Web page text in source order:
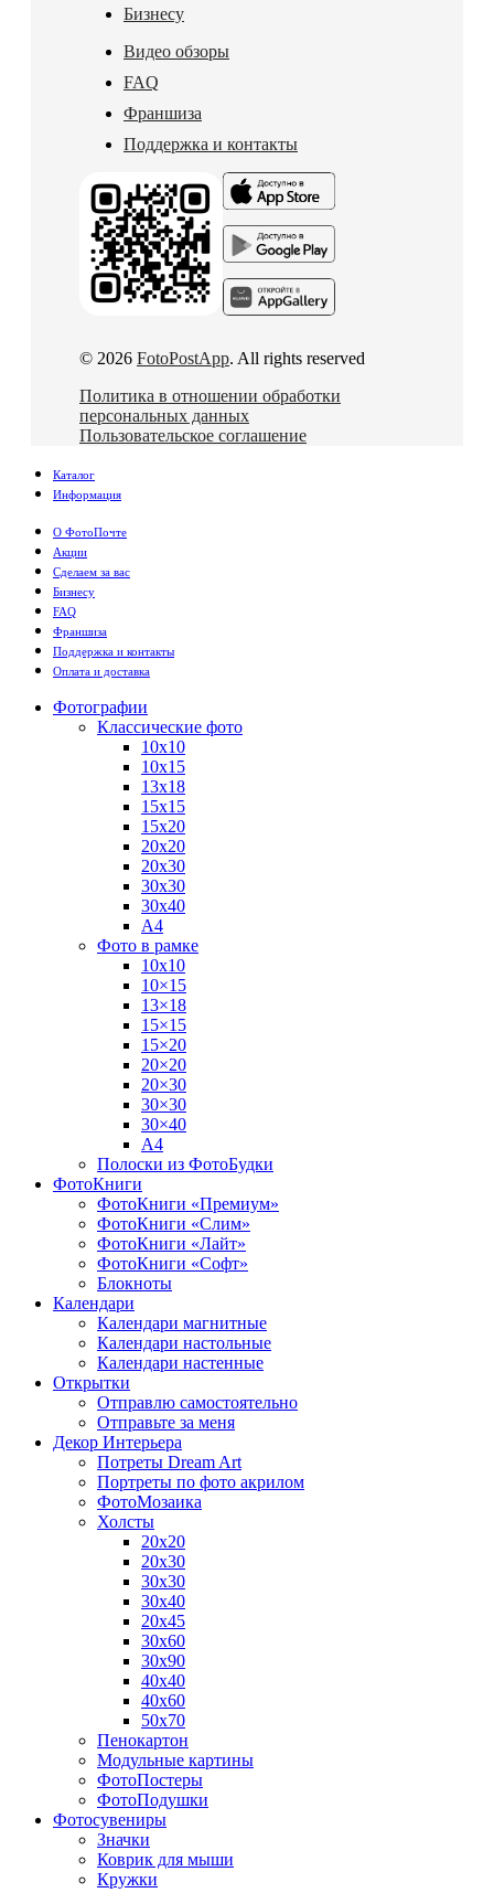
Бизнесу
Видео обзоры
FAQ
Франшиза
Поддержка и контакты
© 2026 FotoPostApp. All rights reserved
Политика в отношении обработки
персональных данных
Пользовательское соглашение
Каталог
Информация
О ФотоПочте
Акции
Сделаем за вас
Бизнесу
FAQ
Франшиза
Поддержка и контакты
Оплата и доставка
Фотографии
Классические фото
10х10
10х15
13х18
15х15
15х20
20х20
20х30
30х30
30х40
А4
Фото в рамке
10х10
10×15
13×18
15×15
15×20
20×20
20×30
30×30
30×40
A4
Полоски из ФотоБудки
ФотоКниги
ФотоКниги «Премиум»
ФотоКниги «Слим»
ФотоКниги «Лайт»
ФотоКниги «Софт»
Блокноты
Календари
Календари магнитные
Календари настольные
Календари настенные
Открытки
Отправлю самостоятельно
Отправьте за меня
Декор Интерьера
Потреты Dream Art
Портреты по фото акрилом
ФотоМозаика
Холсты
20х20
20х30
30х30
30х40
20х45
30х60
30х90
40х40
40х60
50х70
Пенокартон
Модульные картины
ФотоПостеры
ФотоПодушки
Фотоcувениры
Значки
Коврик для мыши
Кружки